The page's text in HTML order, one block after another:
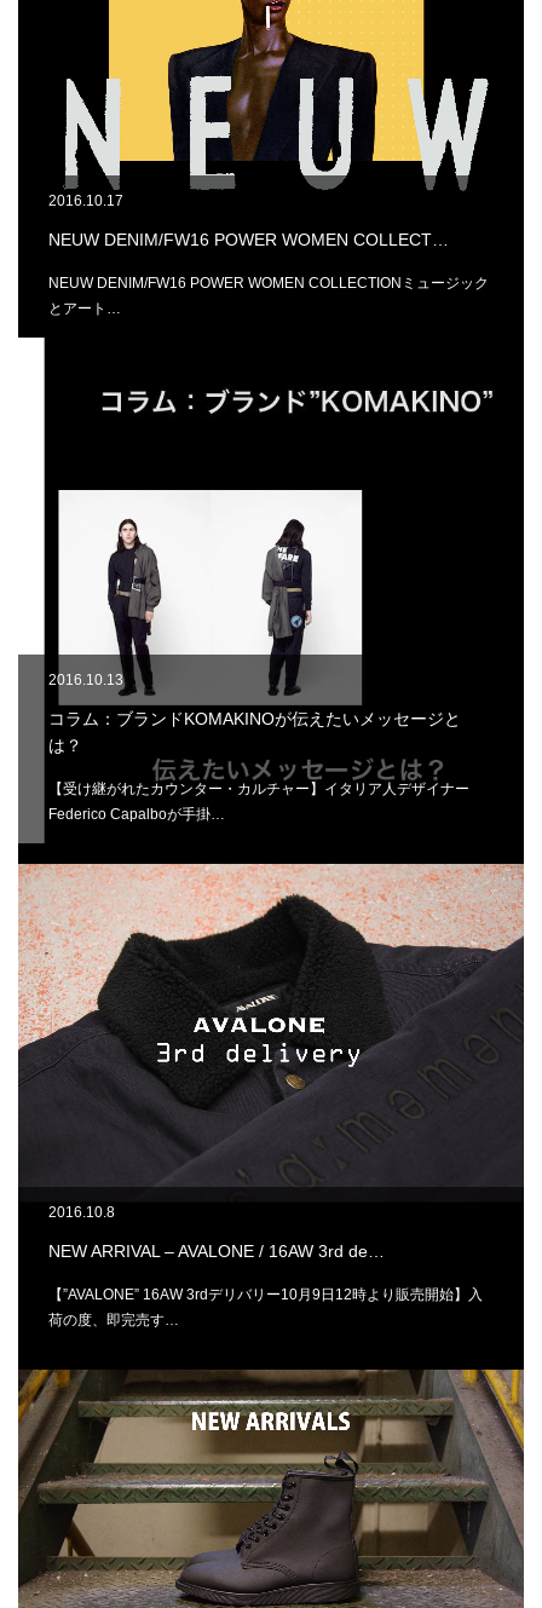
2016.10.17
NEUW DENIM/FW16 POWER WOMEN COLLECT…
NEUW DENIM/FW16 POWER WOMEN COLLECTIONミュージック
とアート…
2016.10.13
コラム：ブランドKOMAKINOが伝えたいメッセージと
は？
【受け継がれたカウンター・カルチャー】イタリア人デザイナー
Federico Capalboが手掛…
2016.10.8
NEW ARRIVAL – AVALONE / 16AW 3rd de…
【”AVALONE” 16AW 3rdデリバリー10月9日12時より販売開始】入
荷の度、即完売す…